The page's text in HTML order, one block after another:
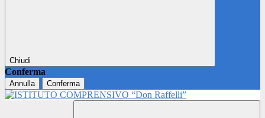
Chiudi
Conferma
Annulla Conferma